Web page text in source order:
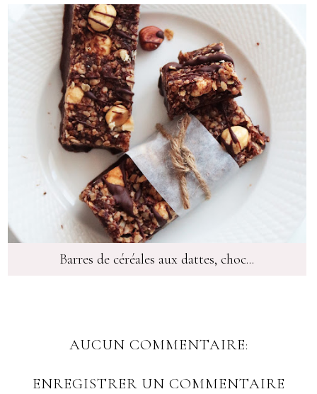
Barres de céréales aux dattes, choc...
AUCUN COMMENTAIRE:
ENREGISTRER UN COMMENTAIRE